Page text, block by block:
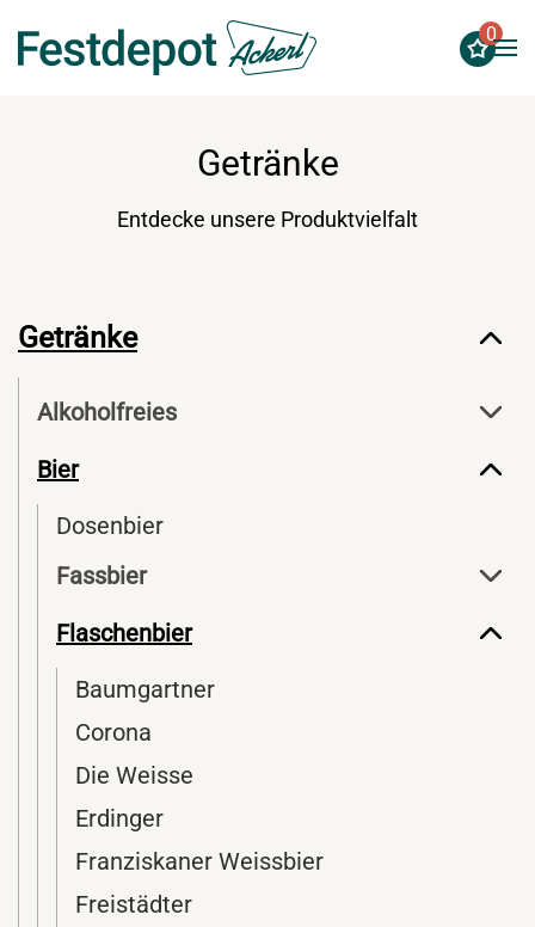
Zum Hauptinhalt springen
0
Getränke
Entdecke unsere Produktvielfalt
Getränke
Alkoholfreies
Bier
Dosenbier
Fassbier
Flaschenbier
Baumgartner
Corona
Die Weisse
Erdinger
Franziskaner Weissbier
Freistädter